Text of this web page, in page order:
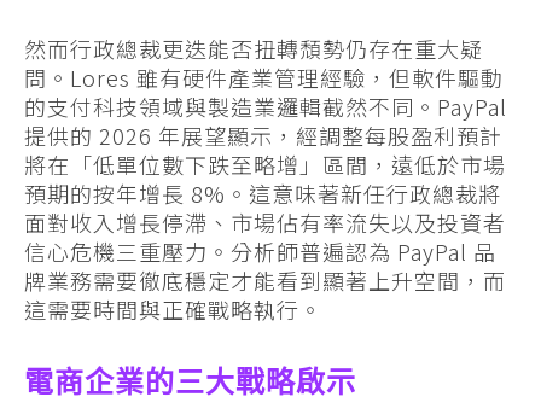
然而行政總裁更迭能否扭轉頹勢仍存在重大疑
問。Lores 雖有硬件產業管理經驗，但軟件驅動
的支付科技領域與製造業邏輯截然不同。PayPal
提供的 2026 年展望顯示，經調整每股盈利預計
將在「低單位數下跌至略增」區間，遠低於市場
預期的按年增長 8%。這意味著新任行政總裁將
面對收入增長停滯、市場佔有率流失以及投資者
信心危機三重壓力。分析師普遍認為 PayPal 品
牌業務需要徹底穩定才能看到顯著上升空間，而
這需要時間與正確戰略執行。
電商企業的三大戰略啟示